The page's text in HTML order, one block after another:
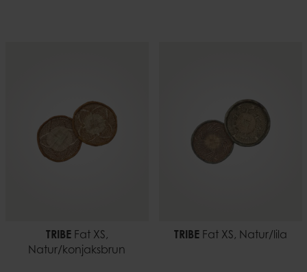
TRIBEFat XS,
Natur/konjaksbrun
TRIBEFat XS, Natur/lila